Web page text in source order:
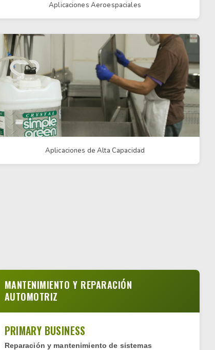
Aplicaciones Aeroespaciales
Aplicaciones de Alta Capacidad
MANTENIMIENTO Y REPARACIÓN
AUTOMOTRIZ
PRIMARY BUSINESS
Reparación y mantenimiento de sistemas